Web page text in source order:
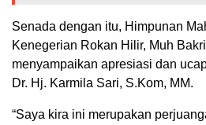
Senada dengan itu, Himpunan
Kenegerian Rokan Hilir, Muh
menyampaikan apresiasi dan
Dr. Hj. Karmila Sari, S.Kom, MM.
“Saya kira ini merupakan